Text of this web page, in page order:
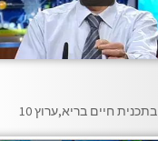
בתכנית חיים בריא,ערוץ 10